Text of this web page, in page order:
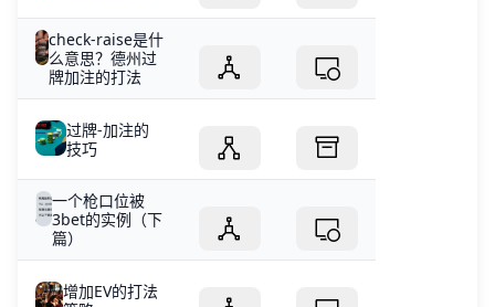
check-raise是什
么意思？德州过
牌加注的打法
过牌-加注的
技巧
一个枪口位被
3bet的实例（下
篇）
增加EV的打法